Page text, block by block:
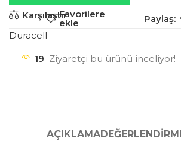
KarşılaştırFavorilere
ekle
Paylaş:
Duracell
19 Ziyaretçi bu ürünü inceliyor!
AÇIKLAMA